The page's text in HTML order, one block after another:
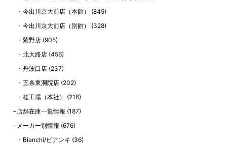
今出川京大前店（本館）
(845)
今出川京大前店（別館）
(328)
紫野店 (905)
北大路店 (456)
丹波口店 (237)
五条東洞院店 (202)
桂工場（本社）
(216)
店舗在庫一覧情報 (187)
メーカー別情報 (676)
Bianchi/ビアンキ (36)